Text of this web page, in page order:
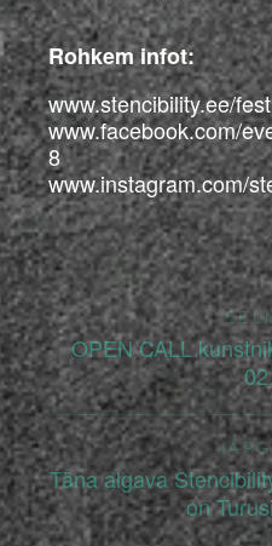
Rohkem infot:
www.stencibility.ee/
www.facebook.com/
8
www.instagram.com/
OPEN CALL
Täna algava
on